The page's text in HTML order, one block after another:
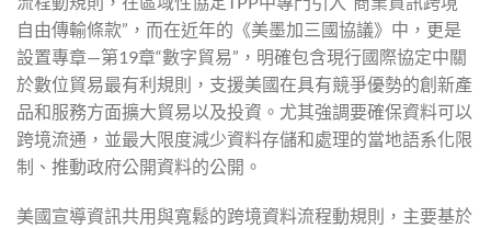
自由傳輸條款”，而在近年的《美墨加三國協議》中，更是
設置專章—第19章“數字貿易”，明確包含現行國際協定中關
於數位貿易最有利規則，支援美國在具有競爭優勢的創新產
品和服務方面擴大貿易以及投資。尤其強調要確保資料可以
跨境流通，並最大限度減少資料存儲和處理的當地語系化限
制、推動政府公開資料的公開。
美國宣導資訊共用與寬鬆的跨境資料流程動規則，主要基於